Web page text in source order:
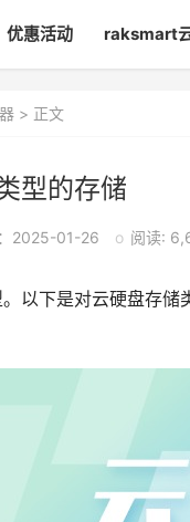
优惠活动 raksmart
> 正文
型的存储
2025-01-26 o 阅读:
以下是对云硬盘存